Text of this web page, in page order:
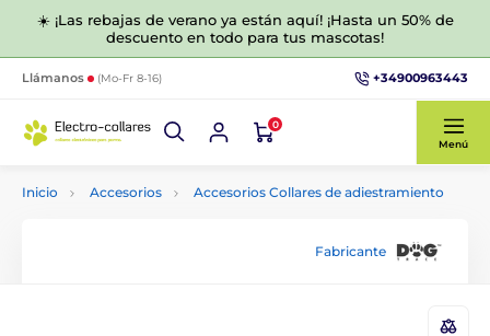
☀️ ¡Las rebajas de verano ya están aquí! ¡Hasta un 50% de
descuento en todo para tus mascotas!
Llámanos (Mo-Fr 8-16) +34900963443
0
Menú
Inicio Accesorios Accesorios Collares de adiestramiento
Fabricante